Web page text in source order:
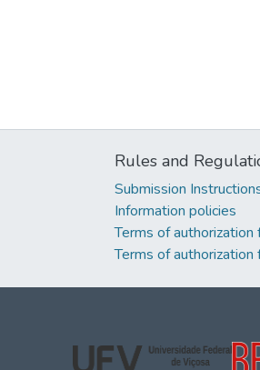
Rules and
Submission
Information policies
Terms of authorization
Terms of